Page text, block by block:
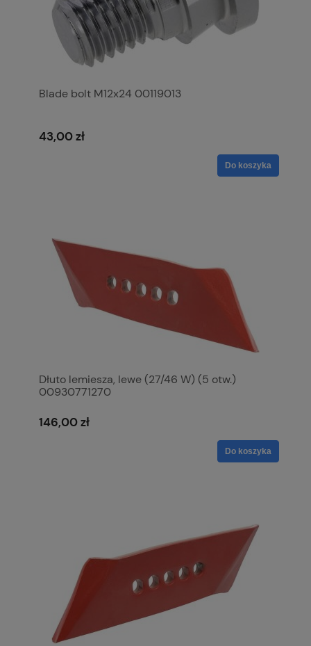
Blade bolt M12x24 00119013
43,00 zł
Do koszyka
Dłuto lemiesza, lewe (27/46 W) (5 otw.)
00930771270
146,00 zł
Do koszyka